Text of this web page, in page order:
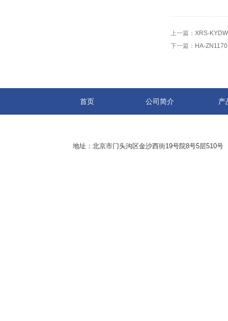
上一篇： XRS-
下一篇： HA-
首页 公司简介 产
地址：北京市门头沟区金沙西街19号院8号5层510